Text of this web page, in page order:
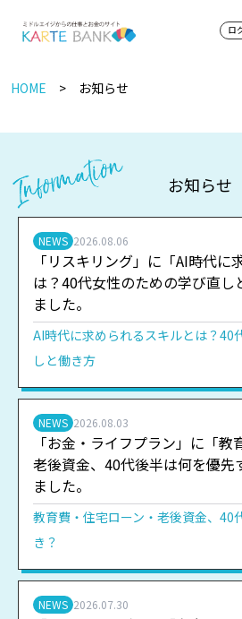
ロ
HOME お知らせ
お知らせ
NEWS 2026.08.06
「リスキリング」に「AI時代に
は？40代女性のための学び直し
ました。
AI時代に求められるスキルとは？40
しと働き方
NEWS 2026.08.03
「お金・ライフプラン」に「教
老後資金、40代後半は何を優先
ました。
教育費・住宅ローン・老後資金、40
き？
NEWS 2026.07.30